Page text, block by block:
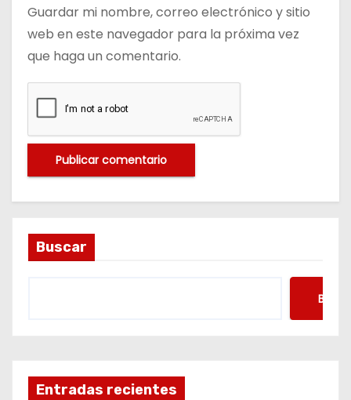
Guardar mi nombre, correo electrónico y sitio
web en este navegador para la próxima vez
que haga un comentario.
Buscar
Entradas recientes